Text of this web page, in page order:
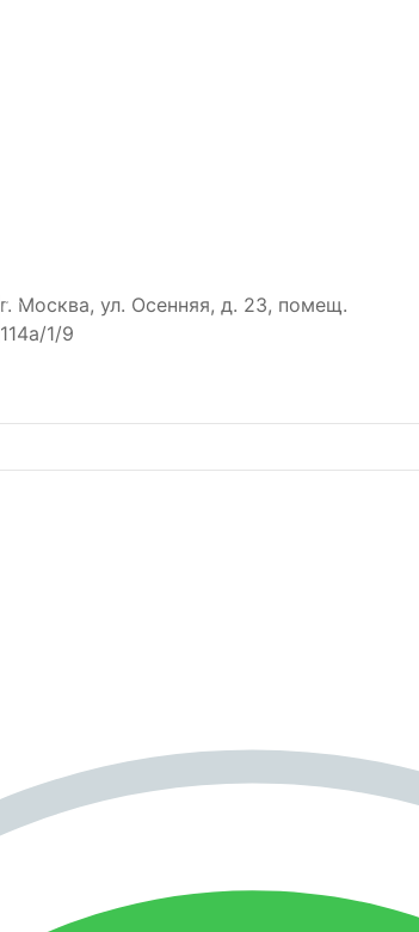
г. Москва, ул. Осенняя, д. 23, помещ.
114а/1/9